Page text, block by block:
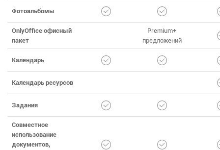
Фотоальбомы
OnlyOffice офисный
пакет
Premium+
предложений
Календарь
Календарь ресурсов
Задания
Совместное
использование
документов,